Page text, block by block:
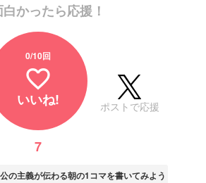
かったら応援！
0/10回
favorite_border
いいね!
7
ポストで応援
の主義が伝わる朝の1コマを書いてみよう